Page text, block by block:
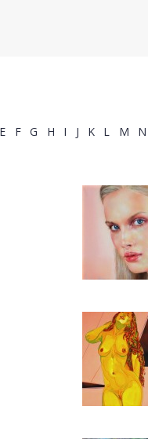
E F G H I J K L M N